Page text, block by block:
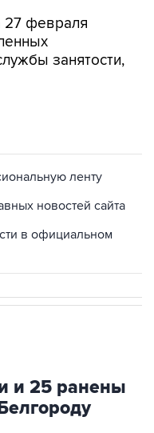
27 февраля
занятости,
ленту
новостей сайта
в официальном
и 25 ранены